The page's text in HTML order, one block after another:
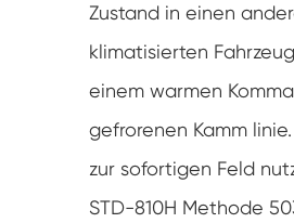
Zustand in einen
klimatisierten
einem warmen
gefrorenen Kamm
zur sofortigen Feld
STD-810H Methode